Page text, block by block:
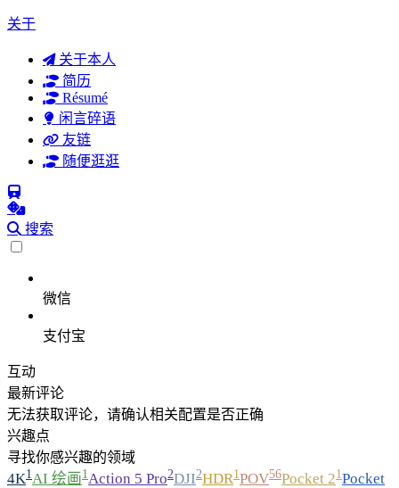
关于
关于本人
简历
Résumé
闲言碎语
友链
随便逛逛
搜索
微信
支付宝
互动
最新评论
无法获取评论，请确认相关配置是否正确
兴趣点
寻找你感兴趣的领域
4K1AI 绘画1Action 5 Pro2DJI2HDR1POV56Pocket 21Pocket